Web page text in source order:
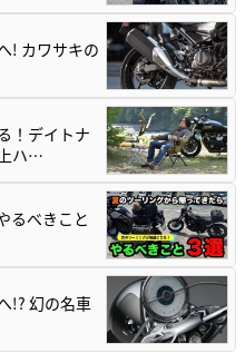
! カワサキの
！デイトナ
ハ…
るべきこと
!? 幻の名車